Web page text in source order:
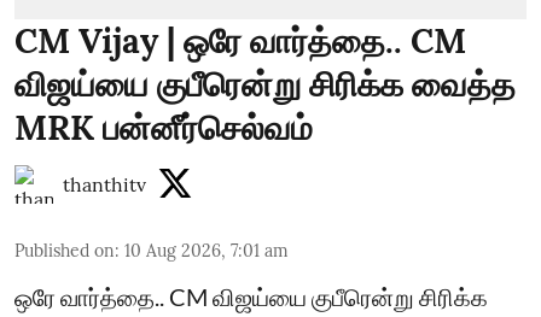
CM Vijay | ஒரே வார்த்தை.. CM
விஜய்யை குபீரென்று சிரிக்க வைத்த
MRK பன்னீர்செல்வம்
thanthitv
Published on: 10 Aug 2026, 7:01 am
ஒரே வார்த்தை.. CM விஜய்யை குபீரென்று சிரிக்க